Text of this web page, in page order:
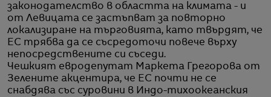
законодателство в областта на климата - и
от Левицата се застъпват за повторно
локализиране на търговията, като твърдят, че
ЕС трябва да се съсредоточи повече върху
непосредствените си съседи.
Чешкият евродепутат Маркета Грегорова от
Зелените акцентира, че ЕС почти не се
снабдява със суровини в Индо-тихоокеанския